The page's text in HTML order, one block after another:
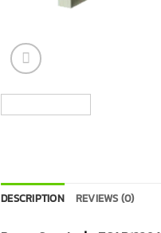
DESCRIPTION REVIEWS (0)